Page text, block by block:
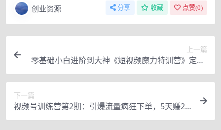
创业资源 分享 收藏 点赞(0)
上一篇
零基础小白进阶到大神《短视频魔力特训营》定位-
运营-引流-变现
下一篇
视频号训练营第2期：引爆流量疯狂下单，5天赚2
万+全流程解析